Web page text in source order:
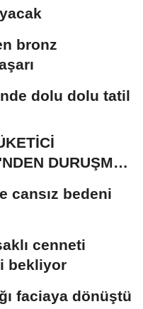
bronz
dolu dolu tatil
DURUŞMA
cansız bedeni
cenneti
bekliyor
faciaya dönüştü